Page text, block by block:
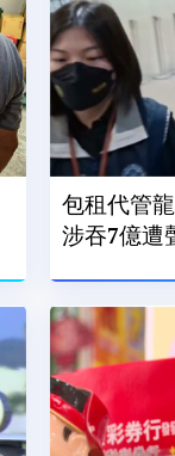
包租代管
涉吞7億遭